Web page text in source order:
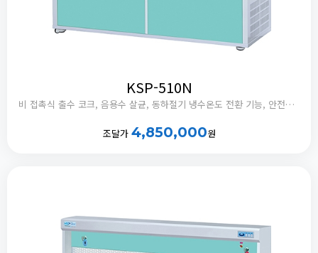
KSP-510N
비 접촉식 출수 코크, 음용수 살균, 동하절기 냉수온도 전환 기능, 안전버블러 부착, 정체수 자동 배출타이머 내장
조달가 4,850,000원